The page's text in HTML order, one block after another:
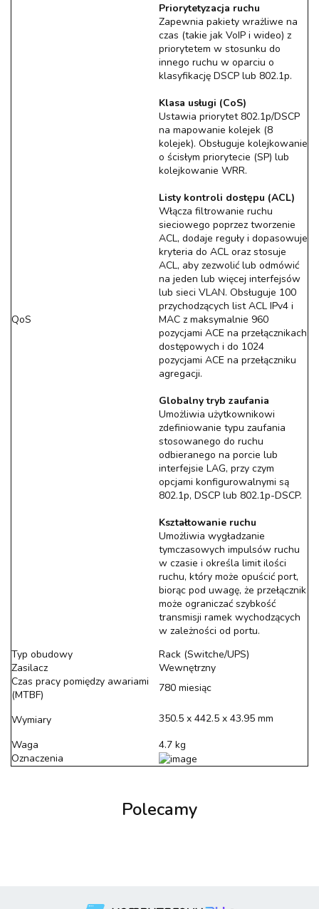
QoS
Priorytetyzacja ruchu
Zapewnia pakiety wrażliwe na
czas (takie jak VoIP i wideo) z
priorytetem w stosunku do
innego ruchu w oparciu o
klasyfikację DSCP lub 802.1p.
Klasa usługi (CoS)
Ustawia priorytet 802.1p/DSCP
na mapowanie kolejek (8
kolejek). Obsługuje kolejkowanie
o ścisłym priorytecie (SP) lub
kolejkowanie WRR.
Listy kontroli dostępu (ACL)
Włącza filtrowanie ruchu
sieciowego poprzez tworzenie
ACL, dodaje reguły i dopasowuje
kryteria do ACL oraz stosuje
ACL, aby zezwolić lub odmówić
na jeden lub więcej interfejsów
lub sieci VLAN. Obsługuje 100
przychodzących list ACL IPv4 i
MAC z maksymalnie 960
pozycjami ACE na przełącznikach
dostępowych i do 1024
pozycjami ACE na przełączniku
agregacji.
Globalny tryb zaufania
Umożliwia użytkownikowi
zdefiniowanie typu zaufania
stosowanego do ruchu
odbieranego na porcie lub
interfejsie LAG, przy czym
opcjami konfigurowalnymi są
802.1p, DSCP lub 802.1p-DSCP.
Kształtowanie ruchu
Umożliwia wygładzanie
tymczasowych impulsów ruchu
w czasie i określa limit ilości
ruchu, który może opuścić port,
biorąc pod uwagę, że przełącznik
może ograniczać szybkość
transmisji ramek wychodzących
w zależności od portu.
Typ obudowy
Rack (Switche/UPS)
Zasilacz
Wewnętrzny
Czas pracy pomiędzy awariami
(MTBF)
780 miesiąc
Wymiary
350.5 x 442.5 x 43.95 mm
Waga
4.7 kg
Oznaczenia
Polecamy